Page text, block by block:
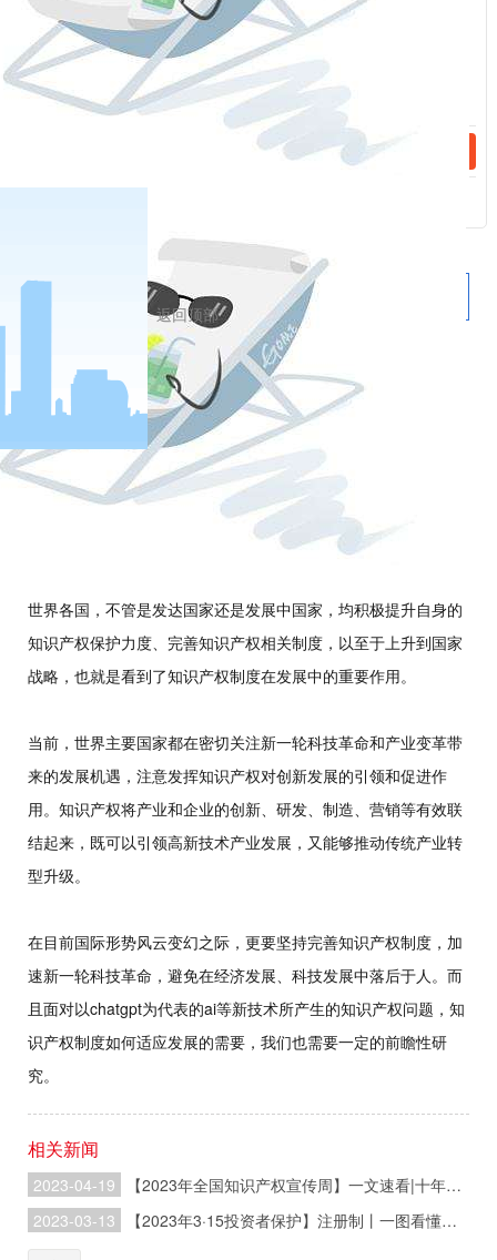
侵犯知识产权和制售假冒伪劣商品工作领导小组，批复同意建立
推进使用正版软件工作部际联席会议制度。
目前，我国已经加入了几乎所有主要的知识产权国际公约，建立
起了门类较为齐全的知识产权法律法规，全面履行知识产权保护
完善知识产权制度的重要作用
人类社会想要获得幸福安康稳定美满的生活，必然要大
力发展生产力，而科学技术就是第一生产力，发展科学
技术，首要就是提倡创新、保护创新，保护科技变革推
动者的现实利益。知识产权制度就是保障创新、保护创
世界各国，不管是发达国家还是发展中国家，均积极提升自身的
知识产权保护力度、完善知识产权相关制度，以至于上升到国家
战略，也就是看到了知识产权制度在发展中的重要作用。
当前，世界主要国家都在密切关注新一轮科技革命和产业变革带
来的发展机遇，注意发挥知识产权对创新发展的引领和促进作
用。知识产权将产业和企业的创新、研发、制造、营销等有效联
结起来，既可以引领高新技术产业发展，又能够推动传统产业转
型升级。
在目前国际形势风云变幻之际，更要坚持完善知识产权制度，加
速新一轮科技革命，避免在经济发展、科技发展中落后于人。而
且面对以chatgpt为代表的ai等新技术所产生的知识产权问题，知
识产权制度如何适应发展的需要，我们也需要一定的前瞻性研
究。
相关新闻
2023-04-19
【2023年全国知识产权宣传周】一文速看|十年知识产权事业发展成就与变革
2023-03-13
【2023年3·15投资者保护】注册制丨一图看懂深交所主要制度规则介绍（下）
返回顶部